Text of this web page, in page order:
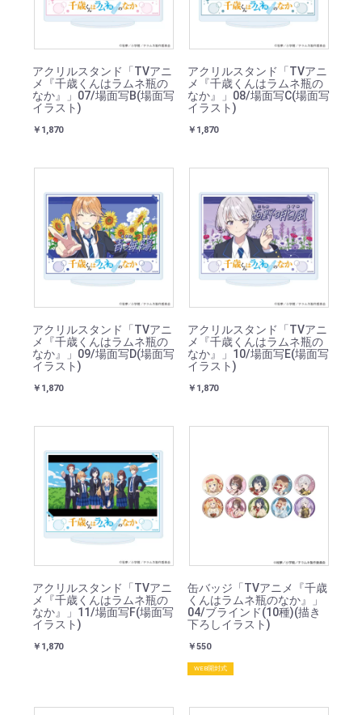
アクリルスタンド「TVアニ
メ『千歳くんはラムネ瓶の
なか』」07/場面写B(場面写
イラスト)
￥1,870
アクリルスタンド「TVアニ
メ『千歳くんはラムネ瓶の
なか』」08/場面写C(場面写
イラスト)
￥1,870
アクリルスタンド「TVアニ
メ『千歳くんはラムネ瓶の
なか』」09/場面写D(場面写
イラスト)
￥1,870
アクリルスタンド「TVアニ
メ『千歳くんはラムネ瓶の
なか』」10/場面写E(場面写
イラスト)
￥1,870
アクリルスタンド「TVアニ
メ『千歳くんはラムネ瓶の
なか』」11/場面写F(場面写
イラスト)
￥1,870
缶バッジ「TVアニメ『千歳
くんはラムネ瓶のなか』」
04/ブラインド(10種)(描き
下ろしイラスト)
￥550
WEB開封式